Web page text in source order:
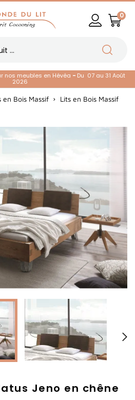
0
nos meubles en Hévéa - Du 07 au 31 Août
2026
en Bois Massif
Lits en Bois Massif

Jeno en chêne